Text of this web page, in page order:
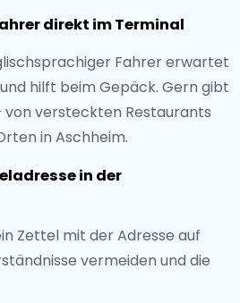
direkt im Terminal
Fahrer erwartet
hilft beim Gepäck. Gern gibt
von versteckten Restaurants
in Aschheim.
in der
Zettel mit der Adresse auf
vermeiden und die